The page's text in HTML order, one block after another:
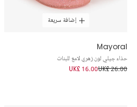
إضافة سريعة
Mayoral
حذاء جيلي لون زهري لامع للبنات
UK£ 26.00
UK£ 16.00